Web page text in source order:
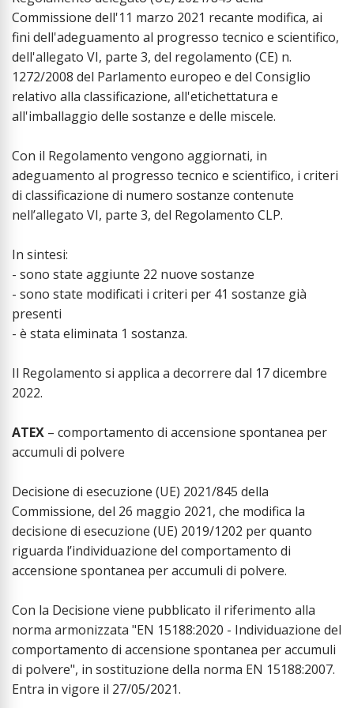
Commissione dell'11 marzo 2021 recante modifica, ai
fini dell'adeguamento al progresso tecnico e scientifico,
dell'allegato VI, parte 3, del regolamento (CE) n.
1272/2008 del Parlamento europeo e del Consiglio
relativo alla classificazione, all'etichettatura e
all'imballaggio delle sostanze e delle miscele.
Con il Regolamento vengono aggiornati, in
adeguamento al progresso tecnico e scientifico, i criteri
di classificazione di numero sostanze contenute
nell’allegato VI, parte 3, del Regolamento CLP.
In sintesi:
- sono state aggiunte 22 nuove sostanze
- sono state modificati i criteri per 41 sostanze già
presenti
- è stata eliminata 1 sostanza.
Il Regolamento si applica a decorrere dal 17 dicembre
2022.
ATEX – comportamento di accensione spontanea per
accumuli di polvere
Decisione di esecuzione (UE) 2021/845 della
Commissione, del 26 maggio 2021, che modifica la
decisione di esecuzione (UE) 2019/1202 per quanto
riguarda l’individuazione del comportamento di
accensione spontanea per accumuli di polvere.
Con la Decisione viene pubblicato il riferimento alla
norma armonizzata "EN 15188:2020 - Individuazione del
comportamento di accensione spontanea per accumuli
di polvere", in sostituzione della norma EN 15188:2007.
Entra in vigore il 27/05/2021.